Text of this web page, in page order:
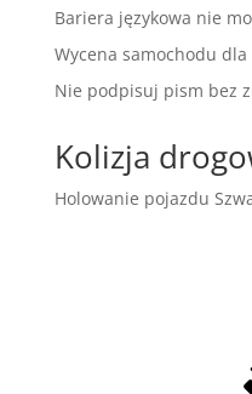
Bariera językowa nie
Wycena samochodu
Nie podpisuj pism bez
Kolizja
Holowanie pojazdu